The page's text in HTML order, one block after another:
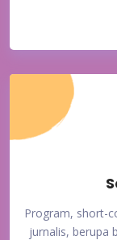
Program, short-
jurnalis, berupa